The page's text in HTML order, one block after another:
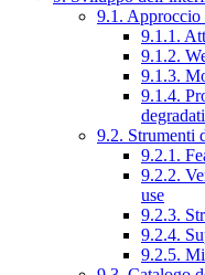
9.1.
9.1.1.
9.1.2.
9.1.3.
9.1.4.
9.2. Strumenti
9.2.1.
9.2.2.
use
9.2.3.
9.2.4.
9.2.5.